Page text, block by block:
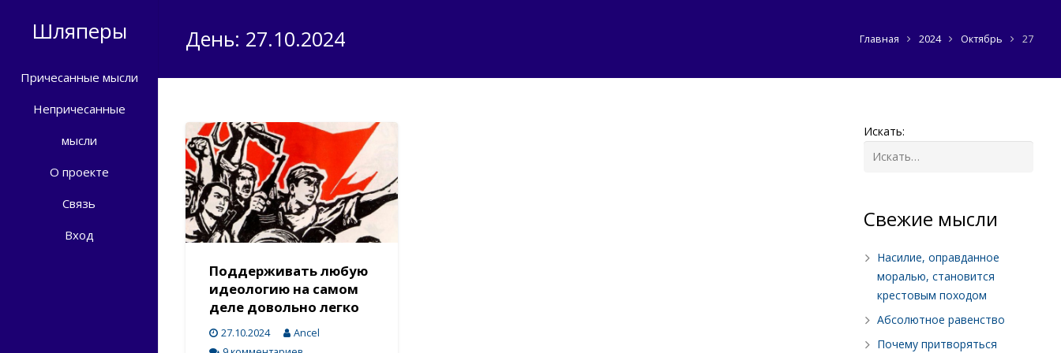
Шляперы
Причесанные мысли
Непричесанные
мысли
О проекте
Связь
Вход
День: 27.10.2024 Главная 2024 Октябрь 27
Поддерживать любую
идеологию на самом
деле довольно легко
27.10.2024
Ancel
Искать:
Cвежие мысли
Насилие, оправданное
моралью, становится
крестовым походом
Абсолютное равенство
Почему притворяться